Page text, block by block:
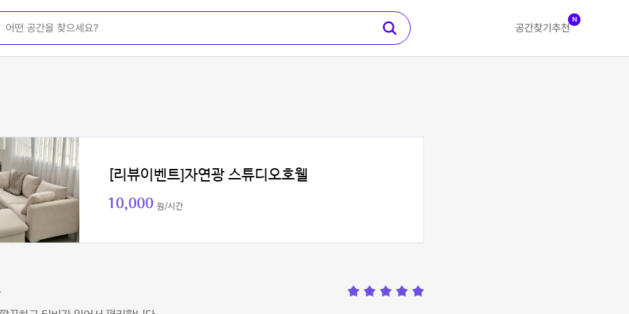
공간찾기 추천
N
[리뷰이벤트]자연광 스튜디오호웰
10,000 원/시간